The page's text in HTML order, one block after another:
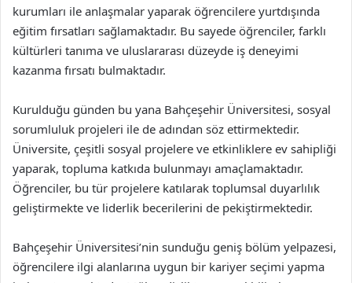
kurumları ile anlaşmalar yaparak öğrencilere yurtdışında
eğitim fırsatları sağlamaktadır. Bu sayede öğrenciler, farklı
kültürleri tanıma ve uluslararası düzeyde iş deneyimi
kazanma fırsatı bulmaktadır.
Kurulduğu günden bu yana Bahçeşehir Üniversitesi, sosyal
sorumluluk projeleri ile de adından söz ettirmektedir.
Üniversite, çeşitli sosyal projelere ve etkinliklere ev sahipliği
yaparak, topluma katkıda bulunmayı amaçlamaktadır.
Öğrenciler, bu tür projelere katılarak toplumsal duyarlılık
geliştirmekte ve liderlik becerilerini de pekiştirmektedir.
Bahçeşehir Üniversitesi’nin sunduğu geniş bölüm yelpazesi,
öğrencilere ilgi alanlarına uygun bir kariyer seçimi yapma